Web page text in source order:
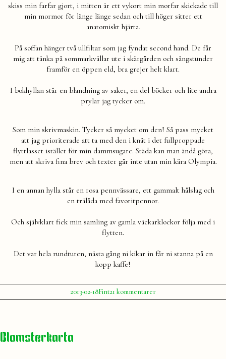
skiss min farfar gjort, i mitten är ett vykort min morfar skickade till
min mormor för länge länge sedan och till höger sitter ett
anatomiskt hjärta.
På soffan hänger två ullfiltar som jag fyndat second hand. De får
mig att tänka på sommarkvällar ute i skärgården och sångstunder
framför en öppen eld, bra grejer helt klart.
I bokhyllan står en blandning av saker, en del böcker och lite andra
prylar jag tycker om.
Som min skrivmaskin. Tycker så mycket om den! Så pass mycket
att jag prioriterade att ta med den i knät i det fullproppade
flyttlasset istället för min dammsugare. Städa kan man ändå göra,
men att skriva fina brev och texter går inte utan min kära Olympia.
I en annan hylla står en rosa pennvässare, ett gammalt hålslag och
en trälåda med favoritpennor.
Och självklart fick min samling av gamla väckarklockor följa med i
flytten.
Det var hela rundturen, nästa gång ni kikar in får ni stanna på en
kopp kaffe!
Publicerat
av
Julia
2013-02-18Publicerat
i
Fint21 kommentarertill
Hemma
Blomsterkarta